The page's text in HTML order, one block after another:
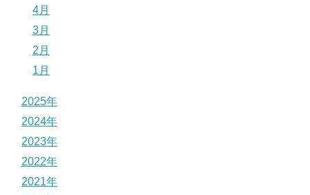
4月
3月
2月
1月
2025年
2024年
2023年
2022年
2021年